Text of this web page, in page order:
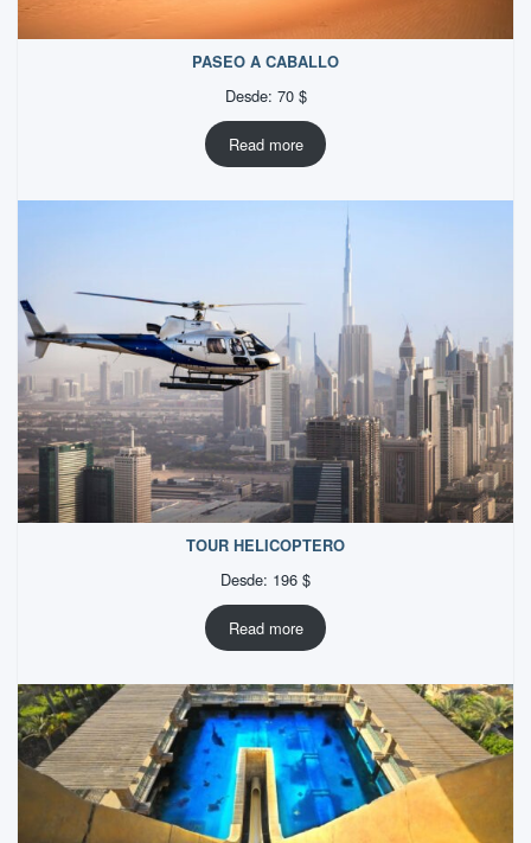
PASEO A CABALLO
Desde: 70 $
Read more
TOUR HELICOPTERO
Desde: 196 $
Read more